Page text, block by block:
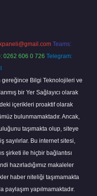
Teams:
0262 606 0 726 Telegram:
gereğince Bilgi Teknolojileri ve
bir Yer Sağlayıcı olarak
içerikleri proaktif olarak
bulunmamaktadır. Ancak,
taşımakta olup, siteye
sayılırlar. Bu internet sitesi,
şirketi ile hiçbir bağlantısı
hazırladığımız makaleler
haber niteliği taşımamakta
yapılmamaktadır.